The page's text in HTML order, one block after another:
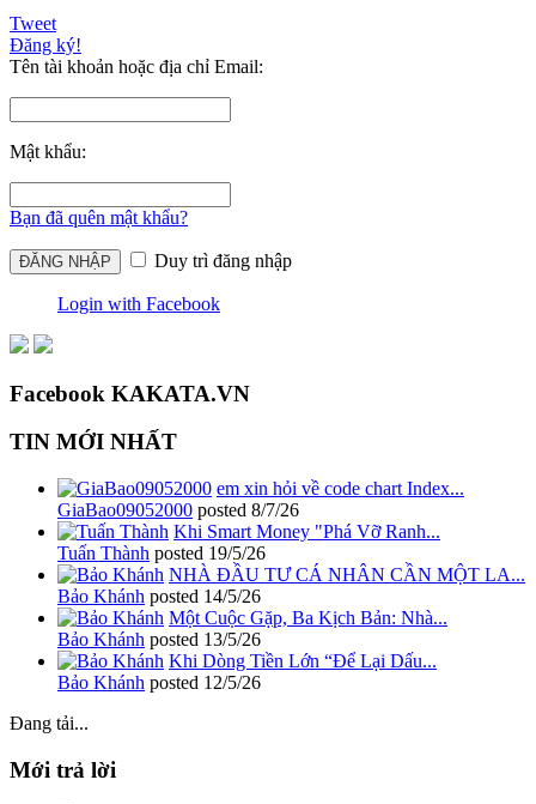
Tweet
Đăng ký!
Tên tài khoản hoặc địa chỉ Email:
Mật khẩu:
Bạn đã quên mật khẩu?
Duy trì đăng nhập
Login with Facebook
Facebook KAKATA.VN
TIN MỚI NHẤT
em xin hỏi về code chart Index...
GiaBao09052000 posted 8/7/26
Khi Smart Money "Phá Vỡ Ranh...
Tuấn Thành posted 19/5/26
NHÀ ĐẦU TƯ CÁ NHÂN CẦN MỘT LA...
Bảo Khánh posted 14/5/26
Một Cuộc Gặp, Ba Kịch Bản: Nhà...
Bảo Khánh posted 13/5/26
Khi Dòng Tiền Lớn “Để Lại Dấu...
Bảo Khánh posted 12/5/26
Đang tải...
Mới trả lời